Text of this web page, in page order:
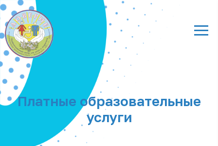
Платные образовательные
услуги